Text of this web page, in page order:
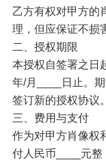
乙方有权对甲方的
理，但应保证不损
二、授权期限
本授权自签署之日
年/月____日止。
签订新的授权协议。
三、费用与支付
作为对甲方肖像权
付人民币____元整